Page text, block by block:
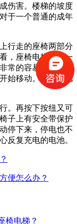
伤害。楼梯的坡度
于一个普通的成年
行走的座椅两部分
，座椅电梯就像一
常的容易方便。你
始移动。缓慢平稳
。再按下按纽又可
子上有安全带保护
停下来，停电也不
反复充电的电池。
便怎么办？
椅电梯？